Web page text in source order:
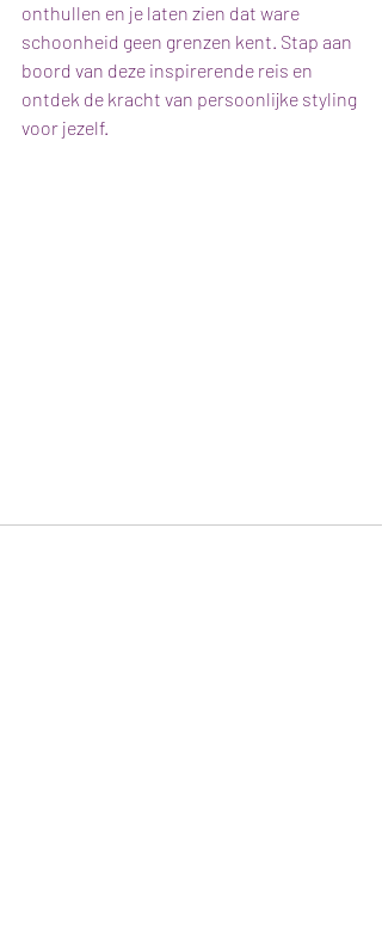
onthullen en je laten zien dat ware
schoonheid geen grenzen kent. Stap aan
boord van deze inspirerende reis en
ontdek de kracht van persoonlijke styling
voor jezelf.